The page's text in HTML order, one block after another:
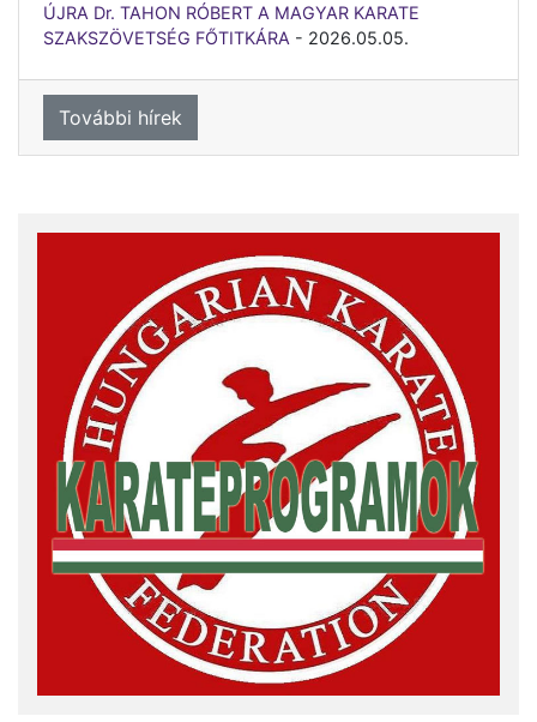
ÚJRA Dr. TAHON RÓBERT A MAGYAR KARATE
SZAKSZÖVETSÉG FŐTITKÁRA - 2026.05.05.
További hírek